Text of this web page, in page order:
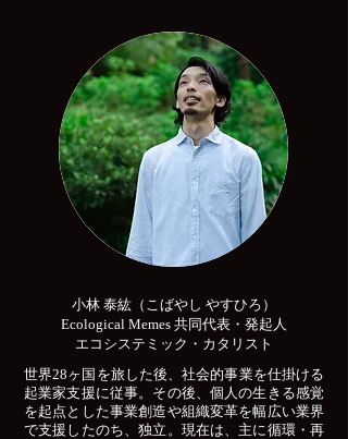
小林 泰紘（こばやし やすひろ）
​Ecological Memes 共同代表・発起人
エコシステミック・カタリスト
世界28ヶ国を旅した後、社会的事業を仕掛ける
起業家支援に従事。その後、個人の生きる感覚
を起点とした事業創造や組織変革を幅広い業界
で支援したのち、独立。現在は、主に循環・再